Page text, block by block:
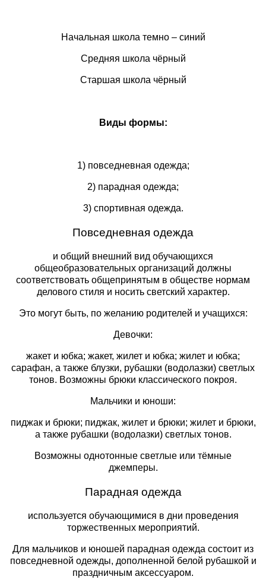
Начальная школа темно – синий
Средняя школа чёрный
Старшая школа чёрный
Виды формы:
1) повседневная одежда;
2) парадная одежда;
3) спортивная одежда.
Повседневная одежда
и общий внешний вид обучающихся
общеобразовательных организаций должны
соответствовать общепринятым в обществе нормам
делового стиля и носить светский характер.
Это могут быть, по желанию родителей и учащихся:
Девочки:
жакет и юбка; жакет, жилет и юбка; жилет и юбка;
сарафан, а также блузки, рубашки (водолазки) светлых
тонов. Возможны брюки классического покроя.
Мальчики и юноши:
пиджак и брюки; пиджак, жилет и брюки; жилет и брюки,
а также рубашки (водолазки) светлых тонов.
Возможны однотонные светлые или тёмные
джемперы.
Парадная одежда
используется обучающимися в дни проведения
торжественных мероприятий.
Для мальчиков и юношей парадная одежда состоит из
повседневной одежды, дополненной белой рубашкой и
праздничным аксессуаром.